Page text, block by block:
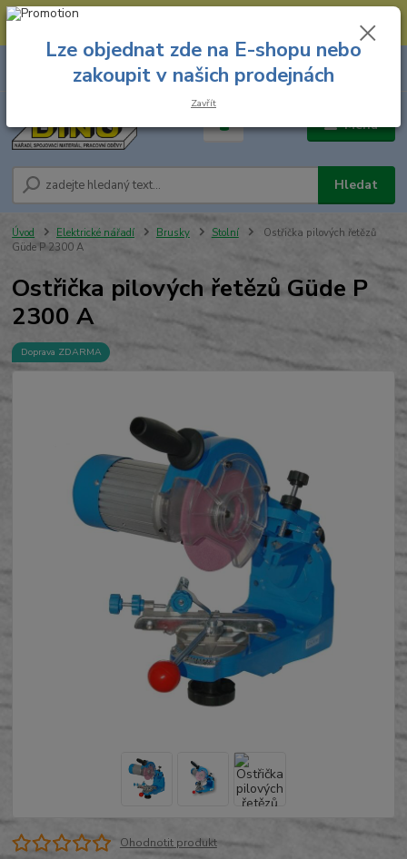
--- Spojovací materiál: 774 431 045 --- Prodejna nářadí: 731 449 423 --
Menu
Hledat
8.00 hod. - 16.00 hod.
za
Úvod Elektrické nářadí Brusky Stolní
Ostřička pilových řetězů
Güde P 2300 A
Ostřička pilových řetězů Güde P
2300 A
Doprava ZDARMA
Ohodnotit produkt
Lze objednat zde na E-shopu nebo
zakoupit v našich prodejnách
Zavřít